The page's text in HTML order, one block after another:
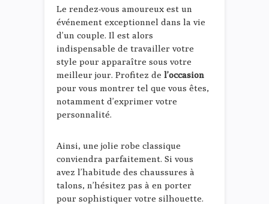
Le rendez-vous amoureux est un
événement exceptionnel dans la vie
d’un couple. Il est alors
indispensable de travailler votre
style pour apparaître sous votre
meilleur jour. Profitez de l’occasion
pour vous montrer tel que vous êtes,
notamment d’exprimer votre
personnalité.
Ainsi, une jolie robe classique
conviendra parfaitement. Si vous
avez l’habitude des chaussures à
talons, n’hésitez pas à en porter
pour sophistiquer votre silhouette.